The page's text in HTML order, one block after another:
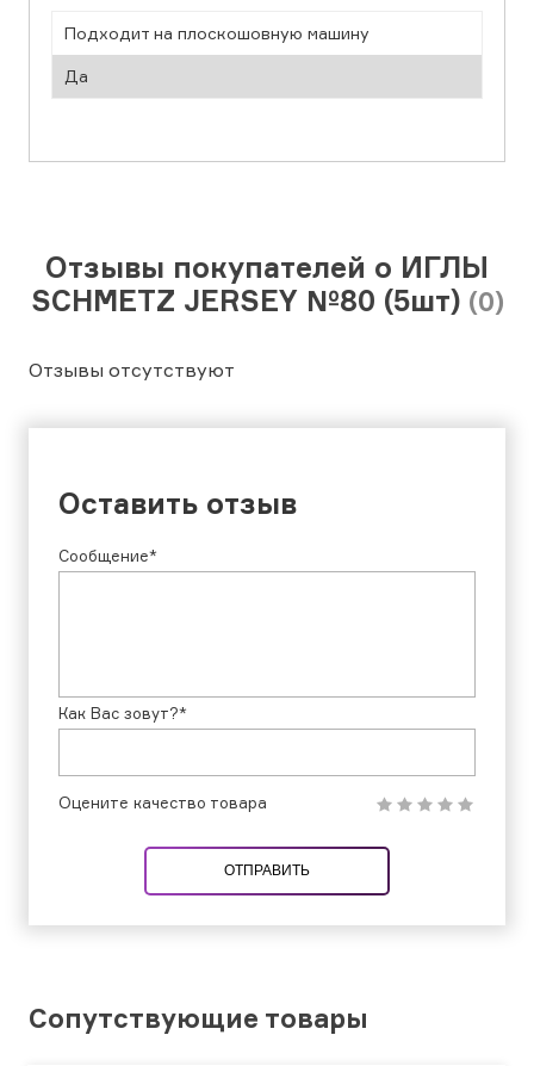
Подходит на плоскошовную машину
Да
Отзывы покупателей о ИГЛЫ
SCHMETZ JERSEY №80 (5шт) (0)
Отзывы отсутствуют
Оставить отзыв
Сообщение*
Как Вас зовут?*
Оцените качество товара
ОТПРАВИТЬ
Сопутствующие товары